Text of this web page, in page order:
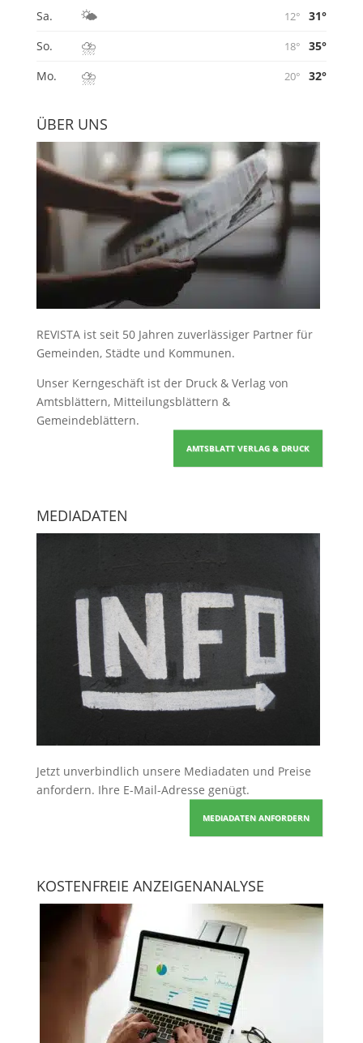
Sa. 🌤️ 12°
31°
So.
⛈️ 18°
35°
Mo.
⛈️ 20° 32°
ÜBER UNS
REVISTA ist seit 50 Jahren zuverlässiger Partner für
Gemeinden, Städte und Kommunen.
Unser Kerngeschäft ist der Druck & Verlag von
Amtsblättern, Mitteilungsblättern &
Gemeindeblättern.
AMTSBLATT VERLAG & DRUCK
MEDIADATEN
Jetzt unverbindlich unsere Mediadaten und Preise
anfordern. Ihre E-Mail-Adresse genügt.
MEDIADATEN ANFORDERN
KOSTENFREIE ANZEIGENANALYSE